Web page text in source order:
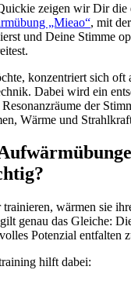
zeigen wir Dir die
„Mieao“, mit
und Deine Stimme
konzentriert sich oft
Dabei wird ein
der
Wärme und
wärmen sie
genau das Gleiche:
Potenzial entfalten
hilft dabei: